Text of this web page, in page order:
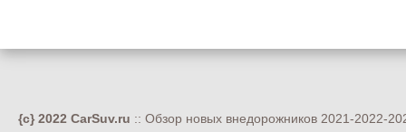
{c} 2022 CarSuv.ru :: Обзор новых внедорожников 2021-2022-